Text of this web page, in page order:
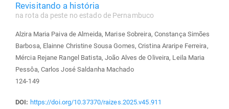
Revisitando a história
na rota da peste no estado de Pernambuco
Alzira Maria Paiva de Almeida, Marise Sobreira, Constança Simões
Barbosa, Elainne Christine Sousa Gomes, Cristina Araripe Ferreira,
Mércia Rejane Rangel Batista, João Alves de Oliveira, Leila Maria
Pessôa, Carlos José Saldanha Machado
124-149
DOI: https://doi.org/10.37370/raizes.2025.v45.911